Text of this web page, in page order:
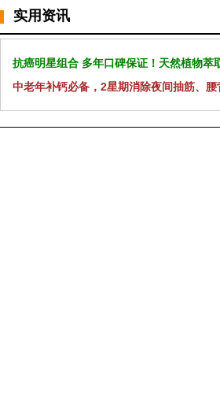
实用资讯
抗癌明星组合 多年口碑保证！天然植物萃
中老年补钙必备，2星期消除夜间抽筋、